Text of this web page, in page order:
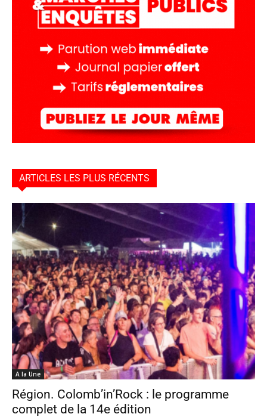
ARTICLES LES PLUS RÉCENTS
A la Une
Région. Colomb’in’Rock : le programme
complet de la 14e édition